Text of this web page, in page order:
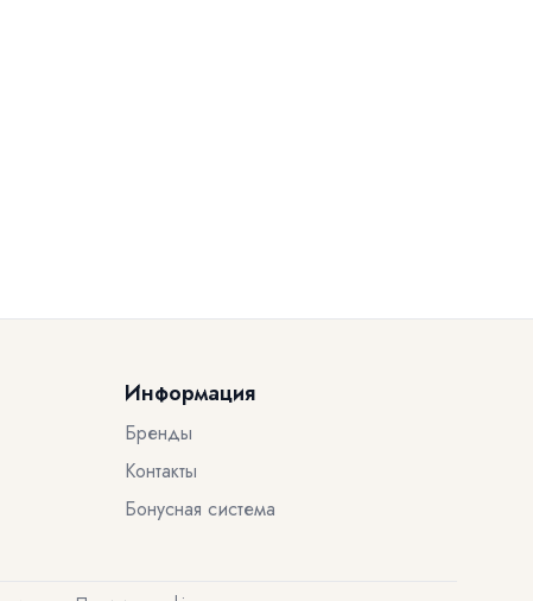
Информация
Бренды
Контакты
Бонусная система